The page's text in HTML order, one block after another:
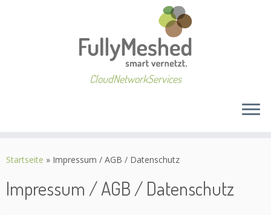
Inhalt
CloudNetworkServices
Startseite » Impressum / AGB / Datenschutz
Impressum / AGB / Datenschutz